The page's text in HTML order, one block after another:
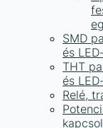
SMD
és
THT
és
Relé,